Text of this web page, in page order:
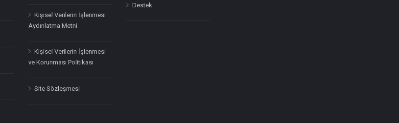
Kişisel Verilerin İşlenmesi
Aydınlatma Metni
Kişisel Verilerin İşlenmesi
ve Korunması Politikası
Site Sözleşmesi
Destek